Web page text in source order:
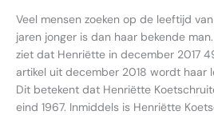
Veel mensen zoeken op de leeftijd
jaren jonger is dan haar bekende
ziet dat Henriëtte in december 2017
artikel uit december 2018 wordt haar
Dit betekent dat Henriëtte
eind 1967. Inmiddels is Henriëtte